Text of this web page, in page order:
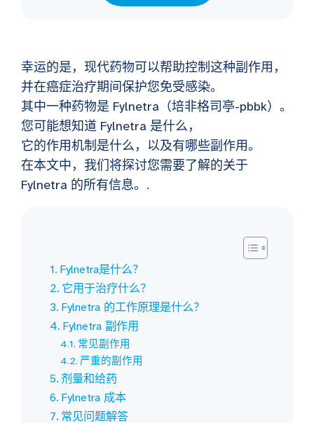
幸运的是，现代药物可以帮助控制这种副作用，
并在癌症治疗期间保护您免受感染。
其中一种药物是 Fylnetra（培非格司亭-pbbk）。
您可能想知道 Fylnetra 是什么，
它的作用机制是什么，以及有哪些副作用。
在本文中，我们将探讨您需要了解的关于
Fylnetra 的所有信息。.
Fylnetra是什么？
它用于治疗什么？
Fylnetra 的工作原理是什么？
Fylnetra 副作用
常见副作用
严重的副作用
剂量和给药
Fylnetra 成本
常见问题解答